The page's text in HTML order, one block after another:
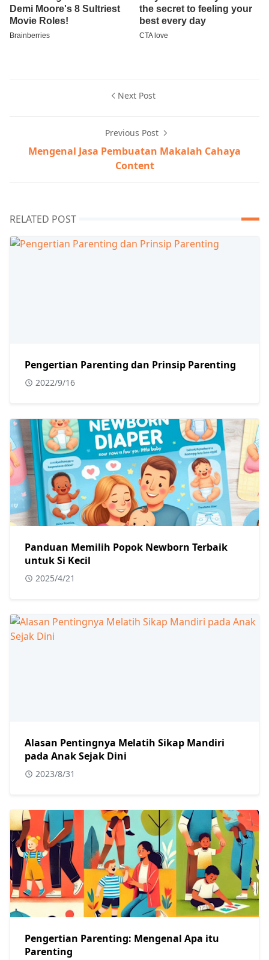
Next Post
Previous Post
Mengenal Jasa Pembuatan Makalah Cahaya
Content
RELATED POST
Pengertian Parenting dan Prinsip Parenting
2022/9/16
Panduan Memilih Popok Newborn Terbaik
untuk Si Kecil
2025/4/21
Alasan Pentingnya Melatih Sikap Mandiri
pada Anak Sejak Dini
2023/8/31
Pengertian Parenting: Mengenal Apa itu
Parenting